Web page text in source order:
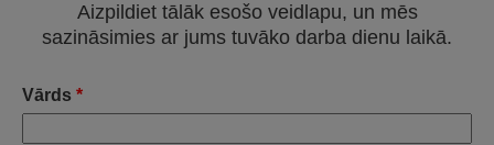
Aizpildiet tālāk esošo veidlapu, un mēs
sazināsimies ar jums tuvāko darba dienu laikā.
Vārds *